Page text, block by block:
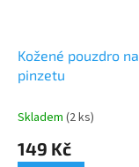
Kožené pouzdro na
pinzetu
Skladem (2 ks)
149 Kč